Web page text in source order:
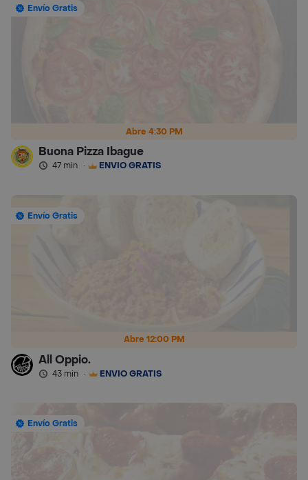
Abre 4:30 PM
Envío Gratis
Buona Pizza Ibague
47 min · ENVÍO GRATIS
Abre 12:00 PM
Envío Gratis
All Oppio.
43 min · ENVÍO GRATIS
Envío Gratis